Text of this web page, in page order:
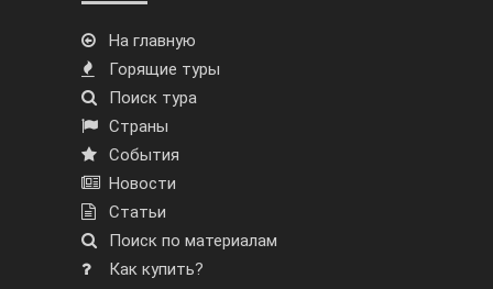
На главную
Горящие туры
Поиск тура
Страны
События
Новости
Статьи
Поиск по материалам
Как купить?